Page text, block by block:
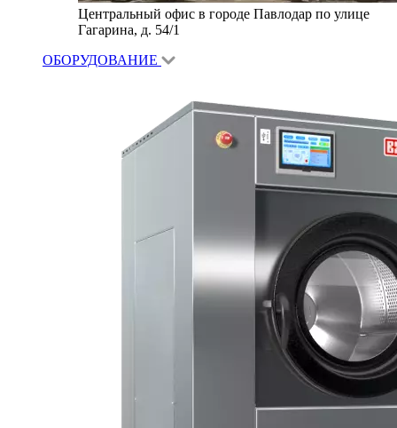
Центральный офис в городе Павлодар по улице
Гагарина, д. 54/1
ОБОРУДОВАНИЕ